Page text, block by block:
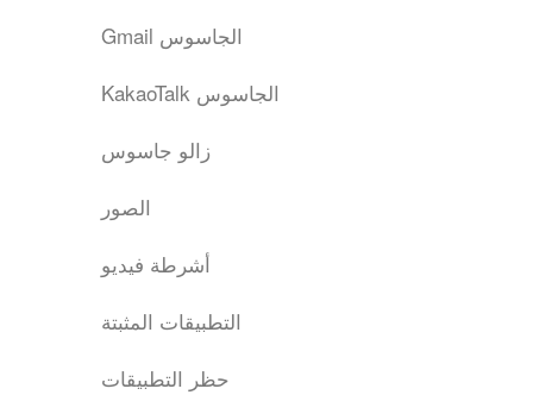
Gmail الجاسوس
KakaoTalk الجاسوس
زالو جاسوس
الصور
أشرطة فيديو
التطبيقات المثبتة
حظر التطبيقات